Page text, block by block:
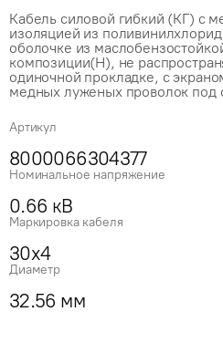
Кабель силовой гибкий (КГ) с
изоляцией из
оболочке из
композиции(Н), не
одиночной прокладке, с
медных луженых проволок под
Артикул
8000066304377
Номинальное напряжение
0.66 кВ
Маркировка кабеля
30x4
Диаметр
32.56 мм